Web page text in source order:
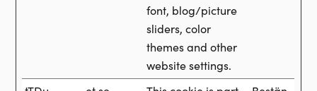
font, blog/picture
sliders, color
themes and other
website settings.